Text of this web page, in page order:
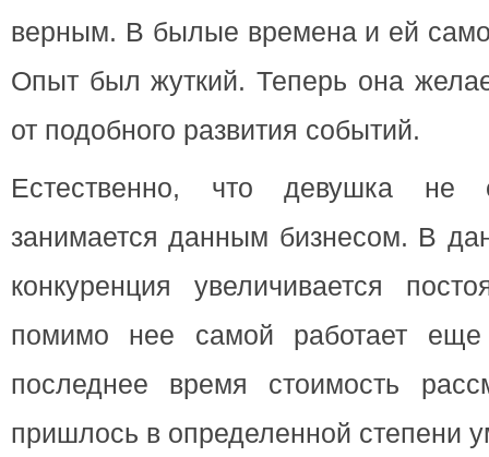
верным. В былые времена и ей
Опыт был жуткий. Теперь она
от подобного развития событий.
Естественно, что девушка не
занимается данным бизнесом. В
конкуренция увеличивается
помимо нее самой работает
последнее время стоимость
пришлось в определенной степени